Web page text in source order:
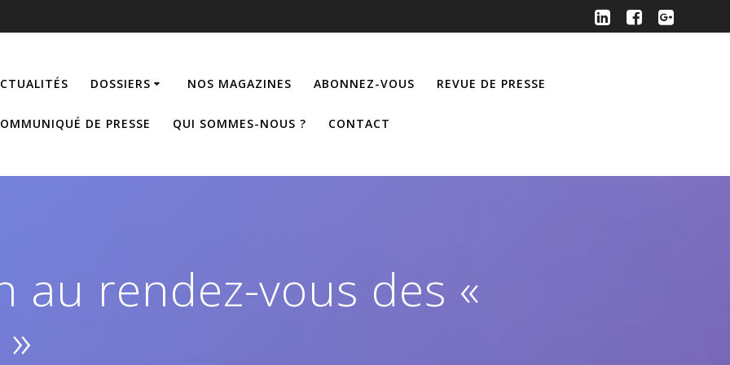
DOSSIERS NOS MAGAZINES ABONNEZ-VOUS REVUE DE PRESSE
DE PRESSE QUI SOMMES-NOUS ? CONTACT
au rendez-vous des «